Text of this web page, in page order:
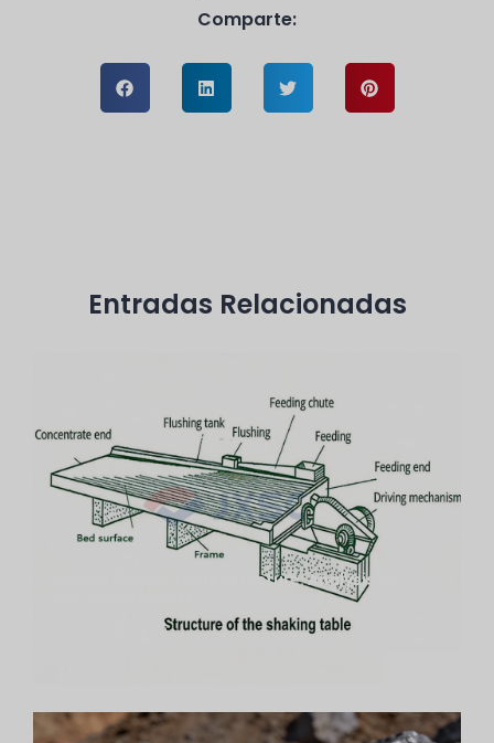
Comparte:
Entradas Relacionadas
Mining Shaker Table Structure: Analysis Of 7
agosto 3, 2026